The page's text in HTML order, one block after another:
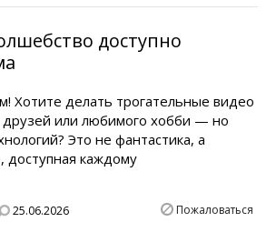
доступно
Хотите делать трогательные видео
друзей или любимого хобби — но
Это не фантастика, а
доступная каждому
25.06.2026 Пожаловаться